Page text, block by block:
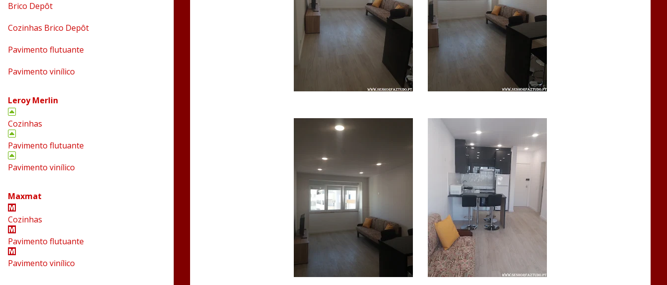
Brico Depôt
Cozinhas Brico Depôt
Pavimento flutuante
Pavimento vinílico
Leroy Merlin
Cozinhas
Pavimento flutuante
Pavimento vinílico
Maxmat
Cozinhas
Pavimento flutuante
Pavimento vinílico